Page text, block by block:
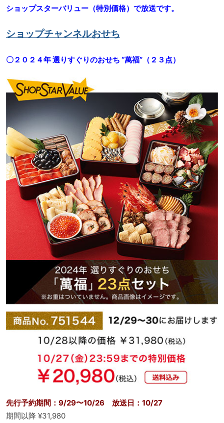
ショップスターバリュー（特別価格）で放送です。
ショップチャンネルおせち
〇２０２４年 選りすぐりのおせち “萬福”（２３点）
先行予約期間：9/29〜10/26 放送日：10/27
期間以降 ¥31,980